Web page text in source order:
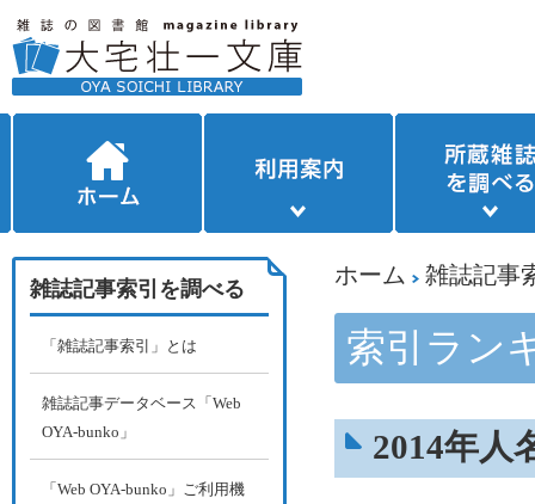
ホーム 雑誌記事
索引ラン
2014年人
雑誌記事索引を調べる
「雑誌記事索引」とは
雑誌記事データベース「Web
OYA-bunko」
「Web OYA-bunko」ご利用機